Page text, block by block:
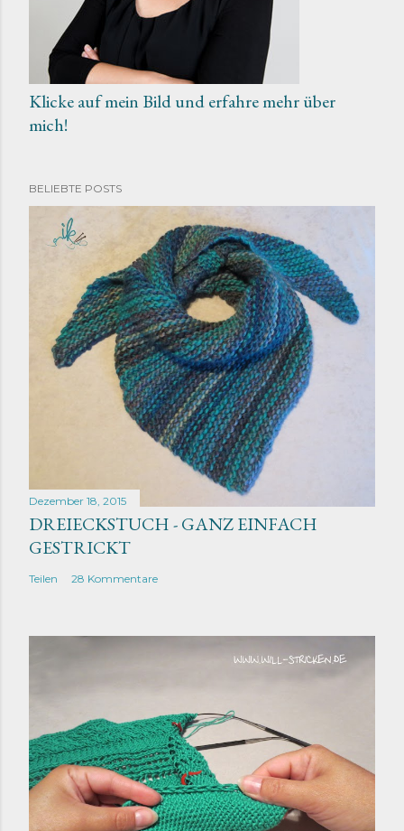
Klicke auf mein Bild und erfahre mehr über
mich!
BELIEBTE POSTS
Dezember 18, 2015
DREIECKSTUCH - GANZ EINFACH
GESTRICKT
Teilen 28 Kommentare